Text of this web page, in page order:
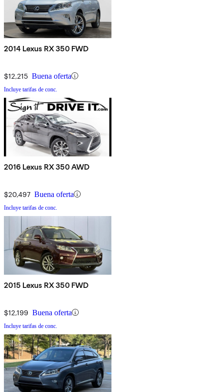
2014 Lexus RX 350 FWD
$12,215 Buena oferta
Incluye tarifas de conc.
2016 Lexus RX 350 AWD
$20,497 Buena oferta
Incluye tarifas de conc.
2015 Lexus RX 350 FWD
$12,199 Buena oferta
Incluye tarifas de conc.